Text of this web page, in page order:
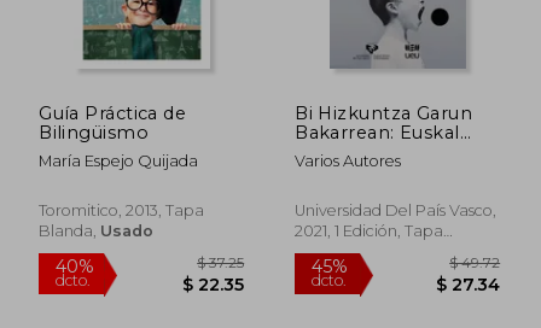
Guía Práctica de
Bilingüismo
María Espejo Quijada
Toromitico, 2013, Tapa
Blanda, Usado
Bi Hizkuntza Garun
Bakarrean: Euskal
Psikohizkuntzalaritzaren
Ekarpenak eta
(en Euskera)
Varios Autores
Universidad Del País Vasco,
2021, 1 Edición, Tapa
Blanda, Nuevo